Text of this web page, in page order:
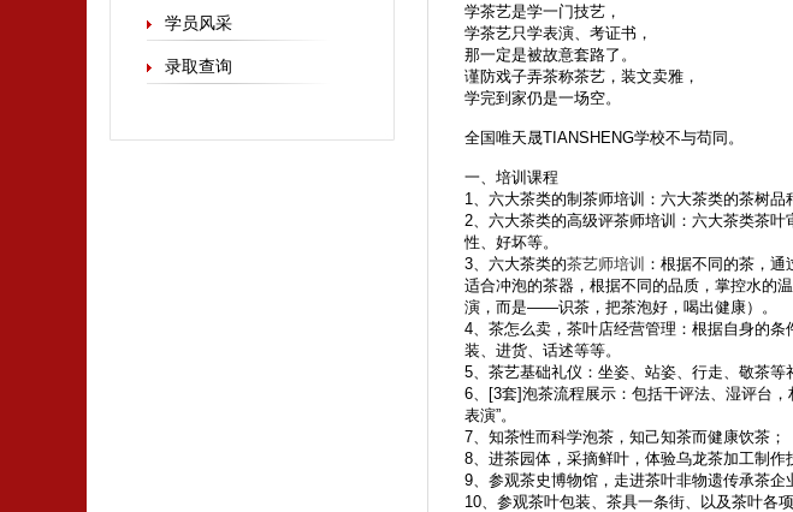
学员风采
录取查询
学茶艺是学一门技艺，
学茶艺只学表演、考证书，
那一定是被故意套路了。
谨防戏子弄茶称茶艺，装文卖雅，
学完到家仍是一场空。
全国唯天晟TIANSHENG学校不与苟同。
一、培训课程
1、六大茶类的制茶师培训：六大茶类的茶树品
2、六大茶类的高级评茶师培训：六大茶类茶
性、好坏等。
3、六大茶类的茶艺师培训 ：根据不同的茶，
适合冲泡的茶器，根据不同的品质，掌控水的
演，而是——识茶，把茶泡好，喝出健康）。
4、茶怎么卖，茶叶店经营管理：根据自身的
装、进货、话述等等。
5、茶艺基础礼仪：坐姿、站姿、行走、敬茶等
6、[3套]泡茶流程展示：包括干评法、湿评台
表演”。
7、知茶性而科学泡茶，知己知茶而健康饮茶；
8、进茶园体，采摘鲜叶，体验乌龙茶加工制
9、参观茶史博物馆，走进茶叶非物遗传承茶企
10、参观茶叶包装、茶具一条街、以及茶叶各项